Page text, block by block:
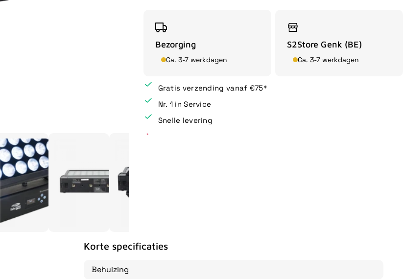
Bezorging
Ca. 3-7 werkdagen
S2Store Genk (BE)
Ca. 3-7 werkdagen
Gratis verzending vanaf €75*
Nr. 1 in Service
Snelle levering
Korte specificaties
Behuizing